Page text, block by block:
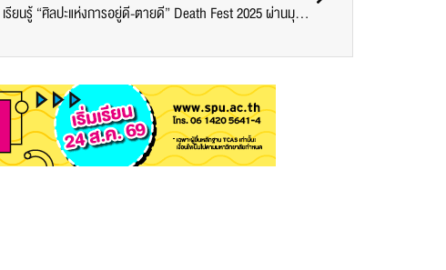
นักศึกษาคณะการออกแบบฯ SPU เรียนรู้ “ศิลปะแห่งการอยู่ดี-ตายดี” Death Fest 2025 ผ่านมุมมองนักออกแบบภายใน